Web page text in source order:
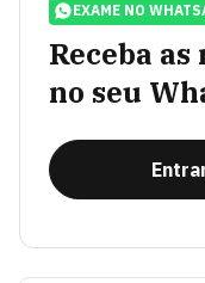
EXAME NO
Receba
no seu